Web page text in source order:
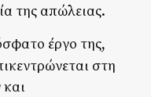
της απώλειας.
έργο της,
στη